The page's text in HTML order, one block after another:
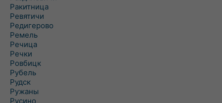
Ракитница
Ревятичи
Редигерово
Ремель
Речица
Речки
Ровбицк
Рубель
Рудск
Ружаны
Русино